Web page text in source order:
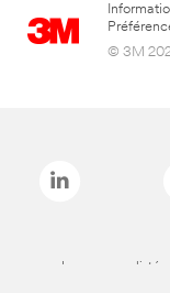
© 3M
Les marques